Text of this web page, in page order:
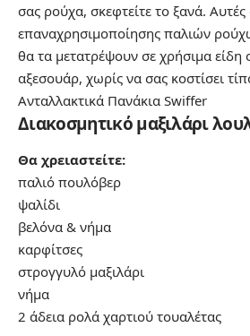
σας ρούχα, σκεφτείτε το ξανά. Αυτές
επαναχρησιμοποίησης παλιών
θα τα μετατρέψουν σε χρήσιμα είδη
αξεσουάρ, χωρίς να σας κοστίσει
Ανταλλακτικά Πανάκια Swiffer
Διακοσμητικό μαξιλάρι
Θα χρειαστείτε:
παλιό πουλόβερ
ψαλίδι
βελόνα & νήμα
καρφίτσες
στρογγυλό μαξιλάρι
νήμα
2 άδεια ρολά χαρτιού τουαλέτας